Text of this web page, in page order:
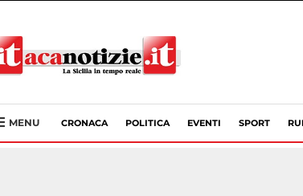
MENU CRONACA POLITICA EVENTI SPORT